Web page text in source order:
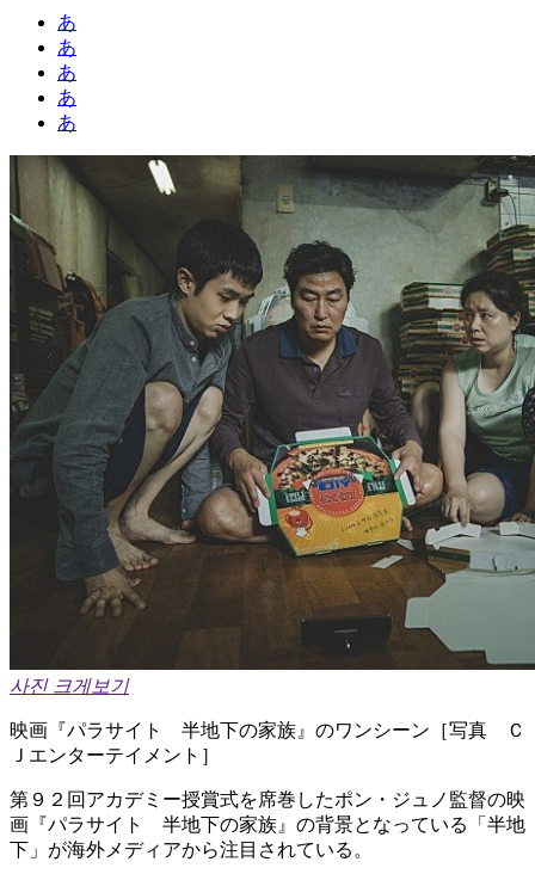
あ
あ
あ
あ
あ
사진 크게보기
映画『パラサイト 半地下の家族』のワンシーン［写真 Ｃ
Ｊエンターテイメント］
第９２回アカデミー授賞式を席巻したポン・ジュノ監督の映
画『パラサイト 半地下の家族』の背景となっている「半地
下」が海外メディアから注目されている。